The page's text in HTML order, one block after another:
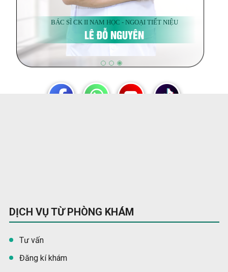
BÁC SĨ CK II NAM HỌC - NGOẠI TIẾT NIỆU
LÊ ĐỖ NGUYÊN
DỊCH VỤ TỪ PHÒNG KHÁM
Tư vấn
Đăng kí khám